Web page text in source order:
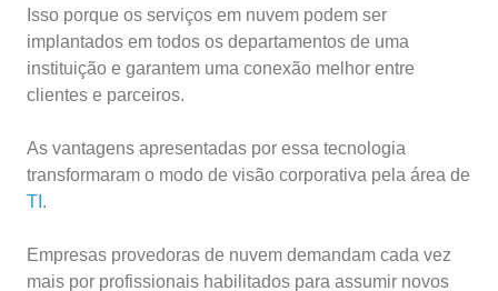
Isso porque os serviços em nuvem podem ser
implantados em todos os departamentos de uma
instituição e garantem uma conexão melhor entre
clientes e parceiros.
As vantagens apresentadas por essa tecnologia
transformaram o modo de visão corporativa pela área de
TI .
Empresas provedoras de nuvem demandam cada vez
mais por profissionais habilitados para assumir novos